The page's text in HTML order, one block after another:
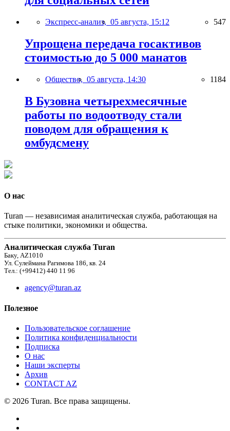
Экспресс-анализ, 05 августа, 15:12 547
Упрощена передача госактивов
стоимостью до 5 000 манатов
Общество, 05 августа, 14:30 1184
В Бузовна четырехмесячные
работы по водоотводу стали
поводом для обращения к
омбудсмену
О нас
Turan — независимая аналитическая служба, работающая на
стыке политики, экономики и общества.
Аналитическая служба Turan
Баку, AZ1010
Ул. Сулеймана Рагимова 186, кв. 24
Тел.: (+99412) 440 11 96
agency@turan.az
Полезное
Пользовательское соглашение
Политика конфиденциальности
Подписка
О нас
Наши эксперты
Архив
CONTACT AZ
© 2026 Turan. Все права защищены.